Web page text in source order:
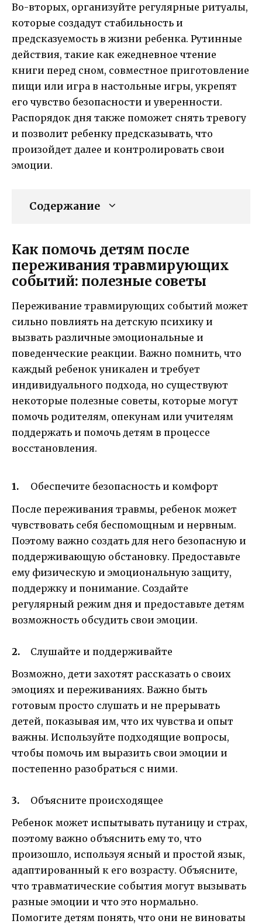
Во-вторых, организуйте регулярные ритуалы,
которые создадут стабильность и
предсказуемость в жизни ребенка. Рутинные
действия, такие как ежедневное чтение
книги перед сном, совместное приготовление
пищи или игра в настольные игры, укрепят
его чувство безопасности и уверенности.
Распорядок дня также поможет снять тревогу
и позволит ребенку предсказывать, что
произойдет далее и контролировать свои
эмоции.
Содержание
Как помочь детям после
переживания травмирующих
событий: полезные советы
Переживание травмирующих событий может
сильно повлиять на детскую психику и
вызвать различные эмоциональные и
поведенческие реакции. Важно помнить, что
каждый ребенок уникален и требует
индивидуального подхода, но существуют
некоторые полезные советы, которые могут
помочь родителям, опекунам или учителям
поддержать и помочь детям в процессе
восстановления.
Обеспечите безопасность и комфорт
После переживания травмы, ребенок может
чувствовать себя беспомощным и нервным.
Поэтому важно создать для него безопасную и
поддерживающую обстановку. Предоставьте
ему физическую и эмоциональную защиту,
поддержку и понимание. Создайте
регулярный режим дня и предоставьте детям
возможность обсудить свои эмоции.
Слушайте и поддерживайте
Возможно, дети захотят рассказать о своих
эмоциях и переживаниях. Важно быть
готовым просто слушать и не прерывать
детей, показывая им, что их чувства и опыт
важны. Используйте подходящие вопросы,
чтобы помочь им выразить свои эмоции и
постепенно разобраться с ними.
Объясните происходящее
Ребенок может испытывать путаницу и страх,
поэтому важно объяснить ему то, что
произошло, используя ясный и простой язык,
адаптированный к его возрасту. Объясните,
что травматические события могут вызывать
разные эмоции и что это нормально.
Помогите детям понять, что они не виноваты